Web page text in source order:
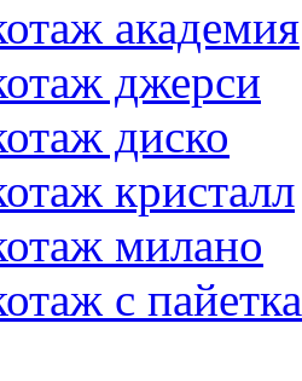
академия
джерси
диско
кристалл
милано
с